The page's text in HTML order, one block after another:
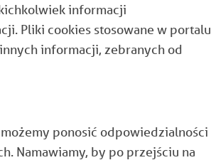
informacji
Pliki cookies stosowane w portalu
informacji, zebranych od
ponosić odpowiedzialności
Namawiamy, by po przejściu na